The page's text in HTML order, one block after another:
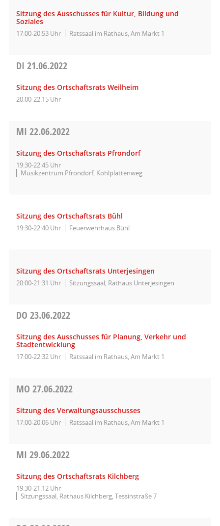
Sitzung des Ausschusses für Kultur, Bildung und
Soziales
17:00-20:53 Uhr Ratssaal im Rathaus, Am Markt 1
DI 21.06.2022
Sitzung des Ortschaftsrats Weilheim
20:00-22:15 Uhr
MI 22.06.2022
Sitzung des Ortschaftsrats Pfrondorf
19:30-22:45 Uhr
Musikzentrum Pfrondorf, Kohlplattenweg
Sitzung des Ortschaftsrats Bühl
19:30-22:40 Uhr Feuerwehrhaus Bühl
Sitzung des Ortschaftsrats Unterjesingen
20:00-21:31 Uhr Sitzungssaal, Rathaus Unterjesingen
DO 23.06.2022
Sitzung des Ausschusses für Planung, Verkehr und
Stadtentwicklung
17:00-22:32 Uhr Ratssaal im Rathaus, Am Markt 1
MO 27.06.2022
Sitzung des Verwaltungsausschusses
17:00-20:06 Uhr Ratssaal im Rathaus, Am Markt 1
MI 29.06.2022
Sitzung des Ortschaftsrats Kilchberg
19:30-21:12 Uhr
Sitzungssaal, Rathaus Kilchberg, Tessinstraße 7